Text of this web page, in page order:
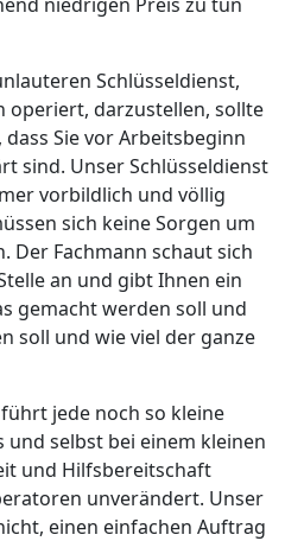
Schlüsseldienst,
operiert, darzustellen, sollte
Sie vor Arbeitsbeginn
sind. Unser Schlüsseldienst
vorbildlich und völlig
sich keine Sorgen um
Der Fachmann schaut sich
an und gibt Ihnen ein
gemacht werden soll und
soll und wie viel der ganze
jede noch so kleine
selbst bei einem kleinen
und Hilfsbereitschaft
unverändert. Unser
einen einfachen Auftrag